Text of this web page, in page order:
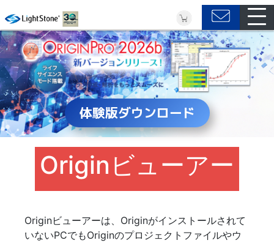
体験版ダウンロード
Originビューアー
Originビューアーは、Originがインストールされて
いないPCでもOriginのプロジェクトファイルやウ